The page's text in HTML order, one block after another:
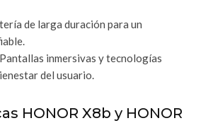
de larga duración para un
inmersivas y tecnologías
del usuario.
HONOR X8b y HONOR